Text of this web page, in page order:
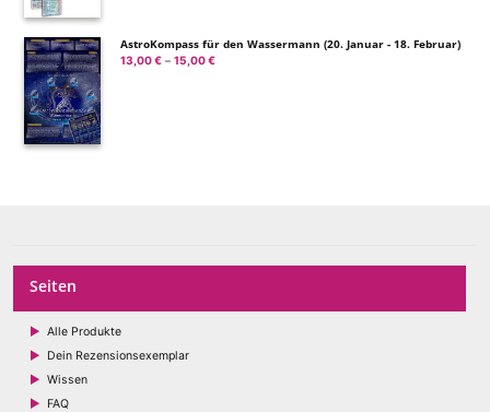
AstroKompass für den Wassermann (20. Januar - 18. Februar)
13,00€ – 15,00€Preisspanne:
Seiten
Alle Produkte
Dein Rezensionsexemplar
Wissen
FAQ